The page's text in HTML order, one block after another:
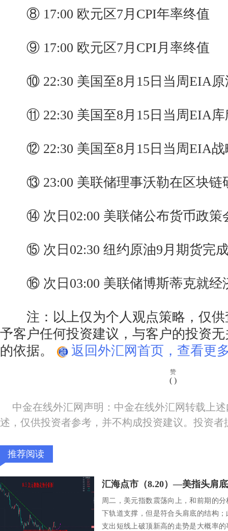
⑧ 17:00 欧元区7月CPI年率终值
⑨ 17:00 欧元区7月CPI月率终值
⑩ 22:30 美国至8月15日当周EIA原
⑪ 22:30 美国至8月15日当周EIA库
⑫ 22:30 美国至8月15日当周EIA战
⑬ 23:00 美联储理事沃勒在区块链
⑭ 次日02:00 美联储公布货币政策
⑮ 次日02:30 纽约原油9月期货完成
⑯ 次日03:00 美联储博斯蒂克就经
注：以上仅为个人观点策略，仅供
予客户任何投资建议，与客户的投资
的依据。
返回外汇网首页，查看更
赞
( )
中金在线外汇网声明：中金在线外汇网转载上
述，仅供投资者参考，并不构成投资建议。投资
推荐阅读
周二，美元指数震荡向上，和前期的
下轨道支撑，但是符合头肩底的结构
支出短线上破顶新高的走势是大概率